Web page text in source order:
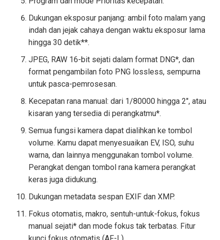
Dukungan eksposur panjang: ambil foto malam yang
indah dan jejak cahaya dengan waktu eksposur lama
hingga 30 detik**.
JPEG, RAW 16-bit sejati dalam format DNG*, dan
format pengambilan foto PNG lossless, sempurna
untuk pasca-pemrosesan.
Kecepatan rana manual: dari 1/80000 hingga 2", atau
kisaran yang tersedia di perangkatmu*.
Semua fungsi kamera dapat dialihkan ke tombol
volume. Kamu dapat menyesuaikan EV, ISO, suhu
warna, dan lainnya menggunakan tombol volume.
Perangkat dengan tombol rana kamera perangkat
keras juga didukung.
Dukungan metadata sespan EXIF ​​dan XMP.
Fokus otomatis, makro, sentuh-untuk-fokus, fokus
manual sejati* dan mode fokus tak terbatas. Fitur